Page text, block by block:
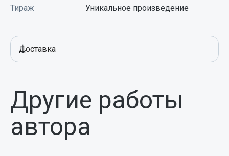
Тираж Уникальное произведение
Доставка
Другие работы
автора